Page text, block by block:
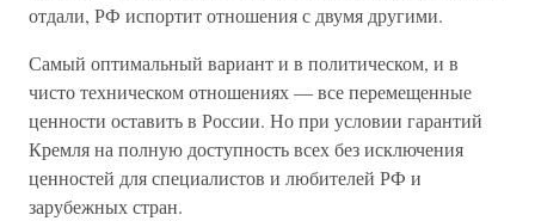
отдали, РФ испортит отношения с двумя другими.
Самый оптимальный вариант и в политическом, и в
чисто техническом отношениях — все перемещенные
ценности оставить в России. Но при условии гарантий
Кремля на полную доступность всех без исключения
ценностей для специалистов и любителей РФ и
зарубежных стран.